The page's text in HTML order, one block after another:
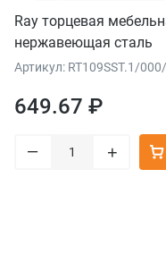
Ray торцевая
нержавеющая сталь
Артикул: RT109SST.1/
649.67 ₽
– +